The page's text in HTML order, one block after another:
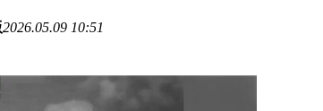
2026.05.09 10:51